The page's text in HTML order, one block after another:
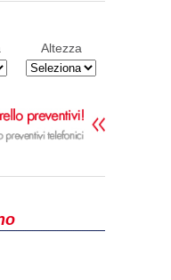
Altezza